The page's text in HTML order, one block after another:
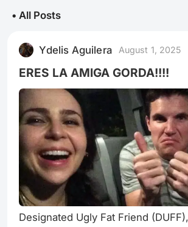
• All Posts
Ydelis Aguilera August 1, 2025
ERES LA AMIGA GORDA!!!!
Designated Ugly Fat Friend